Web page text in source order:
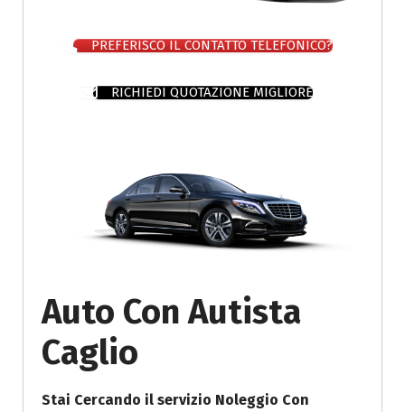
PREFERISCO IL CONTATTO TELEFONICO?
RICHIEDI QUOTAZIONE MIGLIORE
Auto Con Autista
Caglio
Stai Cercando il servizio Noleggio Con